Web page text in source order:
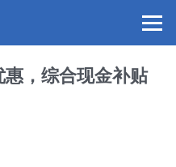
，综合现金补贴